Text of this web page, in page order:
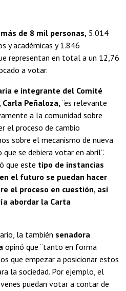
de 8 mil personas, 5.014
y académicas y 1.846
representan en total a un 12,76
a votar.
e integrante del Comité
Peñaloza,“es relevante
a la comunidad sobre
el proceso de cambio
sobre el mecanismo de nueva
se debiera votar en abril”.
que este tipo de instancias
el futuro se puedan hacer
el proceso en cuestión, así
abordar la Carta
la también senadora
opinó que “tanto en forma
que empezar a posicionar estos
la sociedad. Por ejemplo, el
puedan votar a contar de